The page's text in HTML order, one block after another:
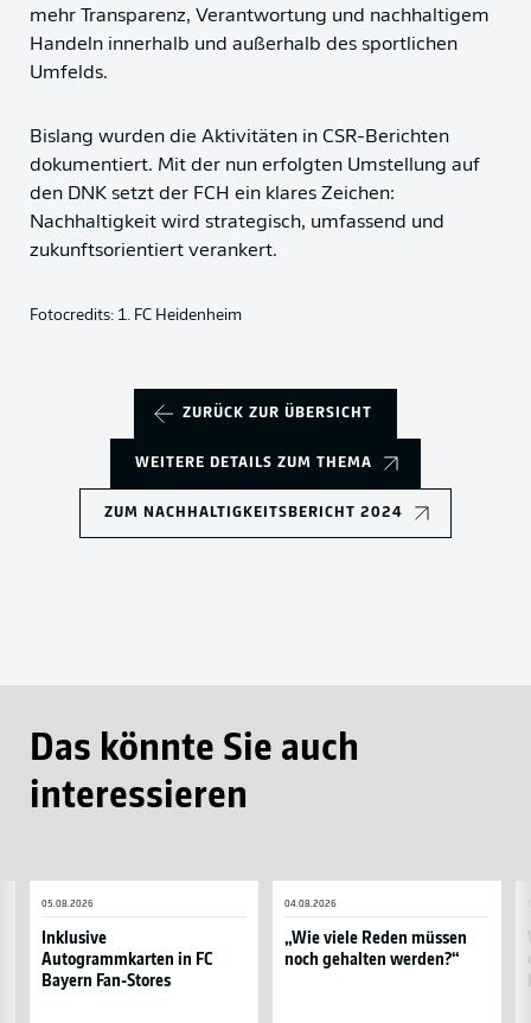
mehr Transparenz, Verantwortung und nachhaltigem
Handeln innerhalb und außerhalb des sportlichen
Umfelds.
Bislang wurden die Aktivitäten in CSR-Berichten
dokumentiert. Mit der nun erfolgten Umstellung auf
den DNK setzt der FCH ein klares Zeichen:
Nachhaltigkeit wird strategisch, umfassend und
zukunftsorientiert verankert.
Fotocredits: 1. FC Heidenheim
ZURÜCK ZUR ÜBERSICHT
WEITERE DETAILS ZUM THEMA
ZUM NACHHALTIGKEITSBERICHT 2024
Das könnte Sie auch
interessieren
Inklusive
Autogrammkarten in FC
Bayern Fan-Stores
05.08.2026
FC
Bayern
„Wie viele Reden müssen
noch gehalten werden?“
04.08.2026
Reden
müssen